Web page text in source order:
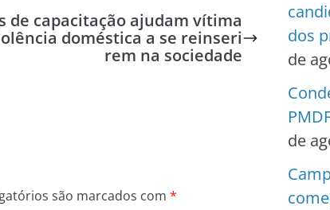
de capacitação ajudam vítima
doméstica a se reinseri
rem na sociedade
são marcados com *
dos
de
de